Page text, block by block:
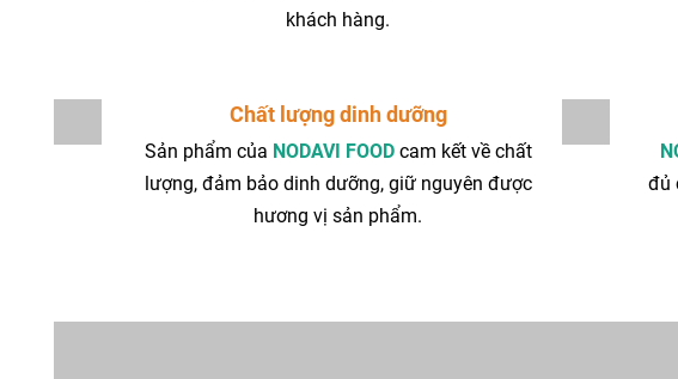
khách hàng.
Chất lượng dinh dưỡng
Sản phẩm của NODAVI FOODcam kết về chất
lượng, đảm bảo dinh dưỡng, giữ nguyên được
hương vị sản phẩm.
đủ